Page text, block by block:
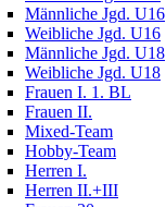
Männliche Jgd. U16
Weibliche Jgd. U16
Männliche Jgd. U18
Weibliche Jgd. U18
Frauen I. 1. BL
Frauen II.
Mixed-Team
Hobby-Team
Herren I.
Herren II.+III